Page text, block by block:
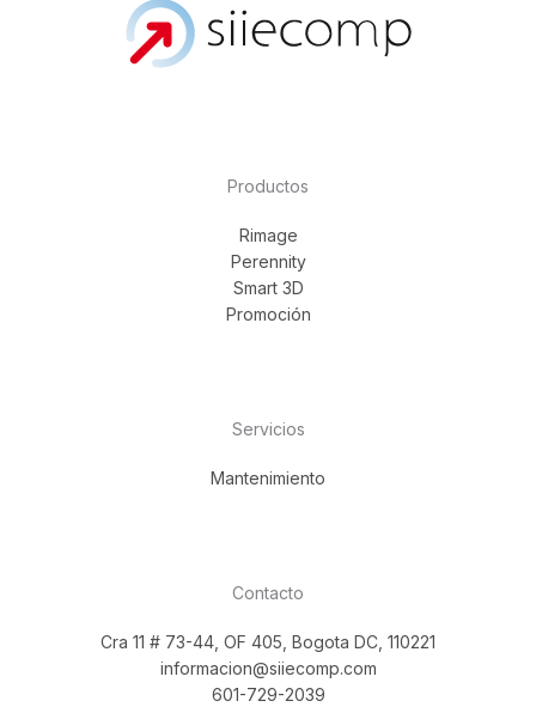
Productos
Rimage
Perennity
Smart 3D
Promoción
Servicios
Mantenimiento
Contacto
Cra 11 # 73-44, OF 405, Bogota DC, 110221
informacion@siiecomp.com
601-729-2039